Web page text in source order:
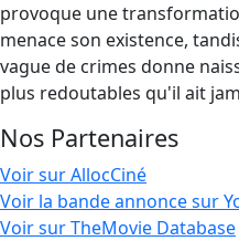
provoque une
menace son existence,
vague de crimes donne
plus redoutables qu'il ait
Nos Partenaires
Voir sur AllocCiné
Voir la bande annonce sur
Voir sur TheMovie Database